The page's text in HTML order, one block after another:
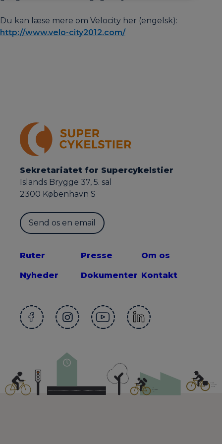
Du kan læse mere om Velocity her (engelsk):
http://www.velo-city2012.com/
Sekretariatet for Supercykelstier
Islands Brygge 37, 5. sal
2300 København S
Send os en email
Ruter
Nyheder
Presse
Dokumenter
Om os
Kontakt